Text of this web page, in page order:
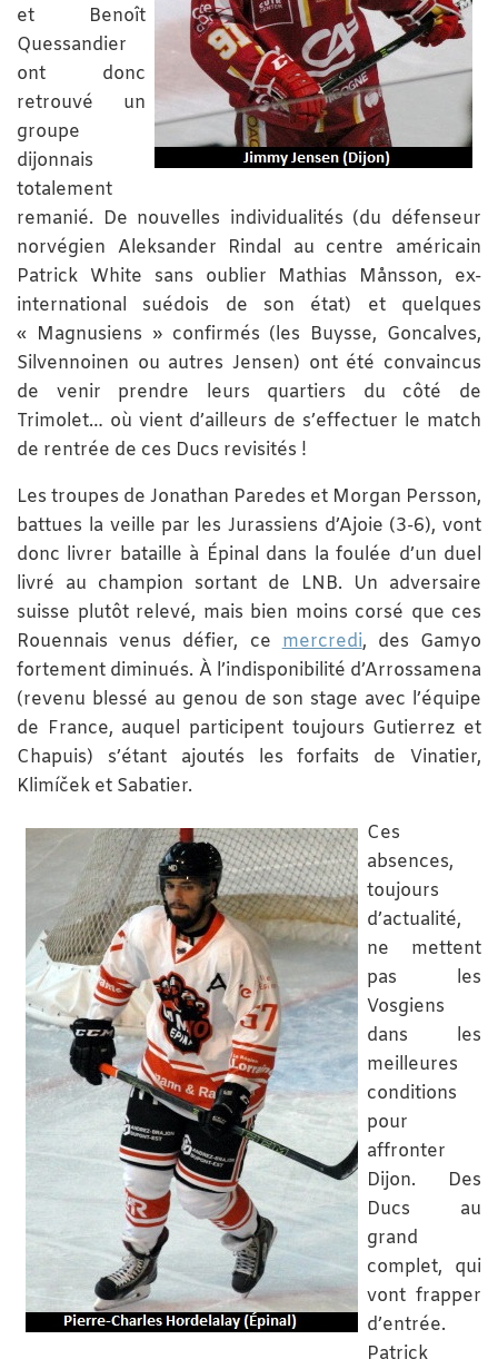
et Benoît
Quessandier
ont donc
retrouvé un
groupe
dijonnais
totalement
remanié. De nouvelles individualités (du défenseur
norvégien Aleksander Rindal au centre américain
Patrick White sans oublier Mathias Månsson, ex-
international suédois de son état) et quelques
« Magnusiens » confirmés (les Buysse, Goncalves,
Silvennoinen ou autres Jensen) ont été convaincus
de venir prendre leurs quartiers du côté de
Trimolet… où vient d’ailleurs de s’effectuer le match
de rentrée de ces Ducs revisités !
Les troupes de Jonathan Paredes et Morgan Persson,
battues la veille par les Jurassiens d’Ajoie (3-6), vont
donc livrer bataille à Épinal dans la foulée d’un duel
livré au champion sortant de LNB. Un adversaire
suisse plutôt relevé, mais bien moins corsé que ces
Rouennais venus défier, ce mercredi, des Gamyo
fortement diminués. À l’indisponibilité d’Arrossamena
(revenu blessé au genou de son stage avec l’équipe
de France, auquel participent toujours Gutierrez et
Chapuis) s’étant ajoutés les forfaits de Vinatier,
Klimíček et Sabatier.
Ces
absences,
toujours
d’actualité,
ne mettent
pas les
Vosgiens
dans les
meilleures
conditions
pour
affronter
Dijon. Des
Ducs au
grand
complet, qui
vont frapper
d’entrée.
Patrick